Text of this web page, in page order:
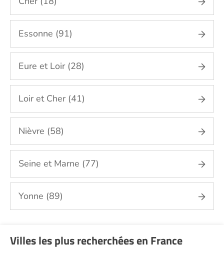
Essonne (91)
Eure et Loir (28)
Loir et Cher (41)
Nièvre (58)
Seine et Marne (77)
Yonne (89)
Villes les plus recherchées en France